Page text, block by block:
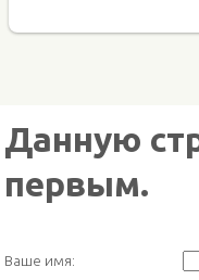
Данную
первым.
Ваше имя: